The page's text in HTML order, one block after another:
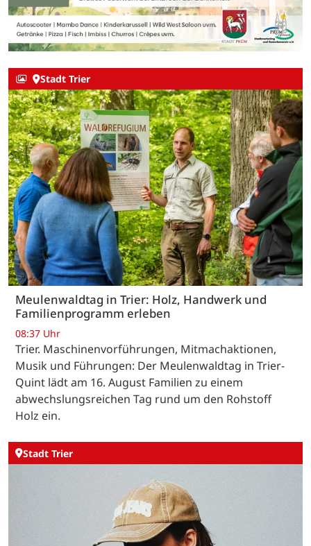
Stadt Trier
Meulenwaldtag in Trier: Holz, Handwerk und
Familienprogramm erleben
08:37 Uhr
Trier. Maschinenvorführungen, Mitmachaktionen,
Musik und Führungen: Der Meulenwaldtag in Trier-
Quint lädt am 16. August Familien zu einem
abwechslungsreichen Tag rund um den Rohstoff
Holz ein.
Stadt Trier